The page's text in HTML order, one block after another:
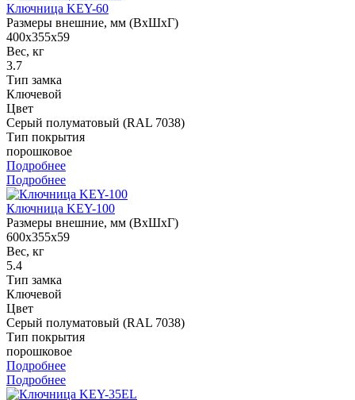
Ключница KEY-60
Размеры внешние, мм (ВхШхГ)
400x355x59
Вес, кг
3.7
Тип замка
Ключевой
Цвет
Серый полуматовый (RAL 7038)
Тип покрытия
порошковое
Подробнее
Подробнее
Ключница KEY-100
Размеры внешние, мм (ВхШхГ)
600x355x59
Вес, кг
5.4
Тип замка
Ключевой
Цвет
Серый полуматовый (RAL 7038)
Тип покрытия
порошковое
Подробнее
Подробнее